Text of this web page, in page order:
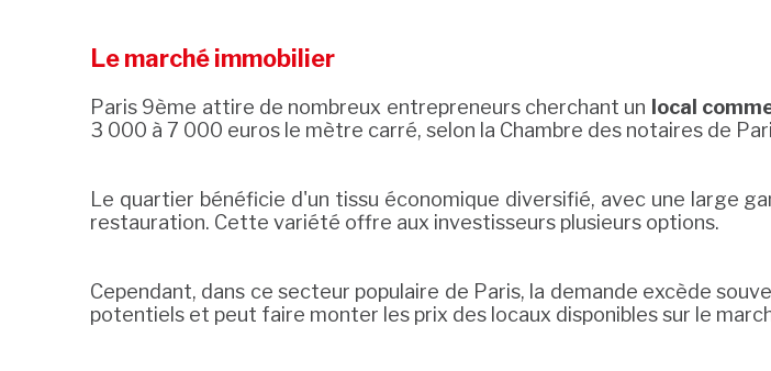
Le marché immobilier
Paris 9ème attire de nombreux entrepreneurs cherchant un local
3 000 à 7 000 euros le mètre carré, selon la Chambre des notaires de
Le quartier bénéficie d'un tissu économique diversifié, avec une large
restauration. Cette variété offre aux investisseurs plusieurs options.
Cependant, dans ce secteur populaire de Paris, la demande excède
potentiels et peut faire monter les prix des locaux disponibles sur le